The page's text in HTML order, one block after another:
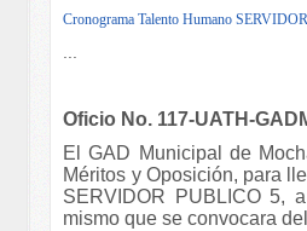
Cronograma Talento Humano
Oficio No. 117-UATH-
El GAD Municipal de
Méritos y Oposición, para
SERVIDOR PUBLICO 5,
mismo que se convocara